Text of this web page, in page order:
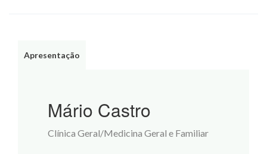
Apresentação
Mário Castro
Clínica Geral/Medicina Geral e Familiar